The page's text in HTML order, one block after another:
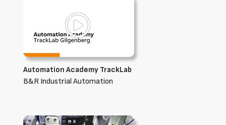
Automation Academy TrackLab
B&R Industrial Automation